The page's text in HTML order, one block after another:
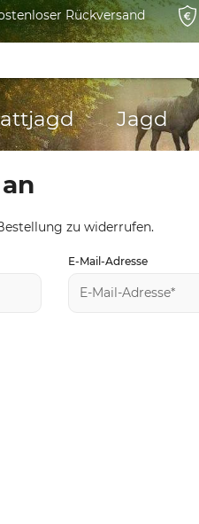
Rückversand
Jagd
zu widerrufen.
E-Mail-Adresse